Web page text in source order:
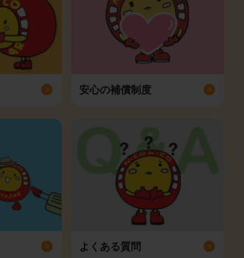
安心の補償制度
よくある質問